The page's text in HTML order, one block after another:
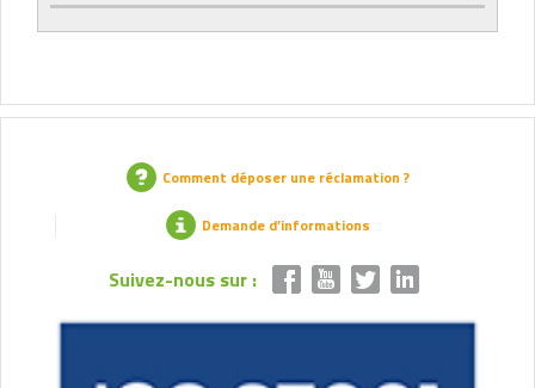
Comment déposer une réclamation ?
Demande d’informations
Suivez-nous sur :